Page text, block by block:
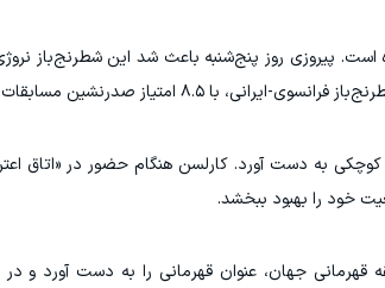
پیروزی روز پنج‌شنبه باعث شد این شطرنج‌باز
کوچکی به دست آورد. کارلسن هنگام حضور در «اتاق
خود را بهبود ببخشد.